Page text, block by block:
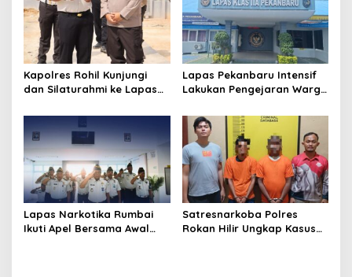
Kapolres Rohil Kunjungi
dan Silaturahmi ke Lapas
Perkuat Sinergitas dan
Kolaborasi Antar instansi
Lapas Pekanbaru Intensif
Lakukan Pengejaran Warga
Libatkan Tim Gabungan
Lapas, Kanwil, dan
Kepolisian
Lapas Narkotika Rumbai
Ikuti Apel Bersama Awal
Satresnarkoba Polres
Rokan Hilir Ungkap Kasus